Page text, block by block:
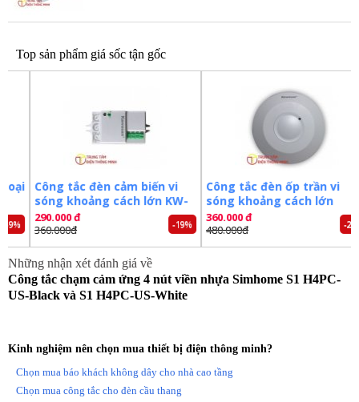
Top sản phẩm giá sốc tận gốc
Công tắc đèn cảm biến vi
sóng khoảng cách lớn KW-
RS02D
290.000 đ
360.000đ
Công tắc đèn ốp trần vi
sóng khoảng cách lớn
RS03B
360.000 đ
480.000đ
Những nhận xét đánh giá về
Công tắc chạm cảm ứng 4 nút viền nhựa Simhome S1 H4PC-
US-Black và S1 H4PC-US-White
Kinh nghiệm nên chọn mua thiết bị điện thông minh?
Chọn mua báo khách không dây cho nhà cao tầng
Chọn mua công tắc cho đèn cầu thang